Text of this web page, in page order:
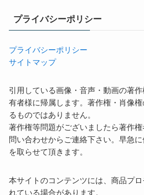
プライバシーポリシー
プライバシーポリシー
サイトマップ
引用している画像・音声・動画の著
有者様に帰属します。著作権・肖像
るものではありません。
著作権等問題がございましたら著作
問い合わせからご連絡下さい。早急
を取らせて頂きます。
本サイトのコンテンツには、商品プ
れている場合があります。